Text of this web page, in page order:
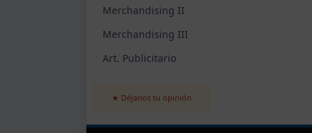
Merchandising II
Merchandising III
Art. Publicitario
★ Déjanos tu opinión